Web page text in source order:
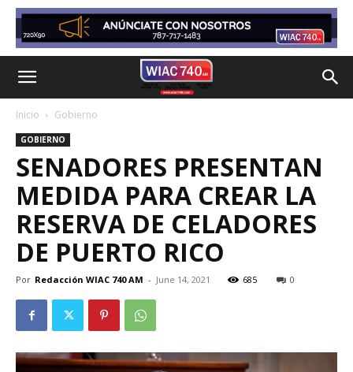
Inicio Gobierno
GOBIERNO
SENADORES PRESENTAN
MEDIDA PARA CREAR LA
RESERVA DE CELADORES
DE PUERTO RICO
Por Redacción WIAC 740 AM - June 14, 2021 685 0